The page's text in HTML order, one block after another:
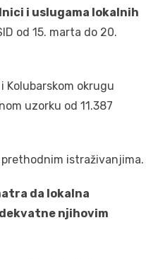
i uslugama lokalnih
od 15. marta do 20.
Kolubarskom okrugu
uzorku od 11.387
prethodnim istraživanjima.
da lokalna
njihovim